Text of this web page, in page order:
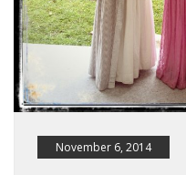
November 6, 2014